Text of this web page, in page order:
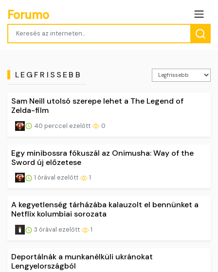
Forumo
LEGFRISSEBB
Sam Neill utolsó szerepe lehet a The Legend of
Zelda-film
40 perccel ezelőtt 0
Egy minibossra fókuszál az Onimusha: Way of the
Sword új előzetese
1 órával ezelőtt 1
A kegyetlenség tárházába kalauzolt el bennünket a
Netflix kolumbiai sorozata
3 órával ezelőtt 1
Deportálnák a munkanélküli ukránokat
Lengyelországból